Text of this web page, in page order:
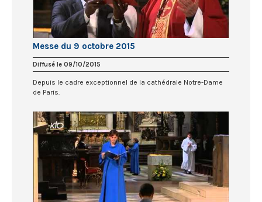
Messe du 9 octobre 2015
Diffusé le 09/10/2015
Depuis le cadre exceptionnel de la cathédrale Notre-Dame
de Paris.